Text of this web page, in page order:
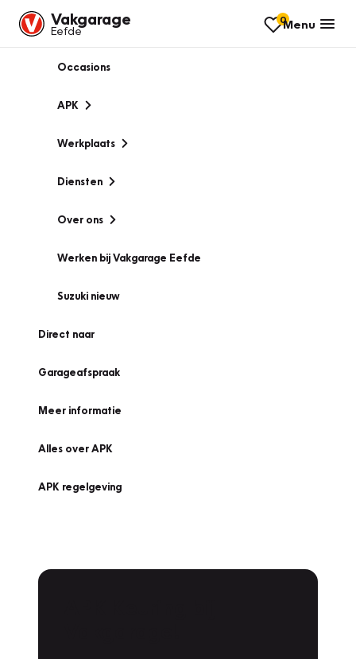
Vakgarage
Eefde
0Menu
Occasions
APK
Werkplaats
Diensten
Over ons
Werken bij Vakgarage Eefde
Suzuki nieuw
Direct naar
Garageafspraak
Meer informatie
Alles over APK
APK regelgeving